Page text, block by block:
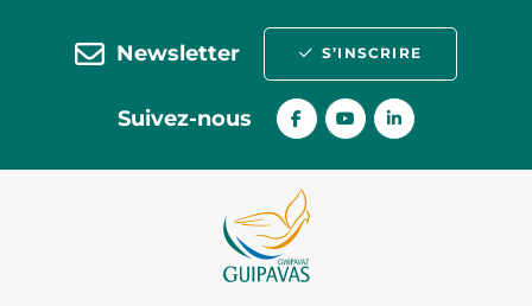
Newsletter S’INSCRIRE
Suivez-nous